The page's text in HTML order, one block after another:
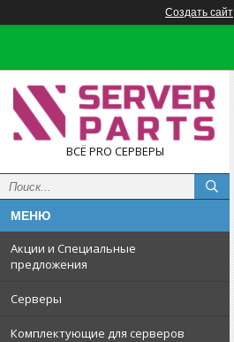
Создать сайт
ВСЁ PRO СЕРВЕРЫ
Акции и Специальные
предложения
Серверы
Комплектующие для серверов